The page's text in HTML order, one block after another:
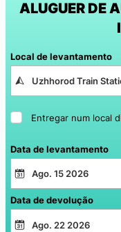
ALUGUER DE
Local de levantamento
Entregar num local
Data de levantamento
Data de devolução